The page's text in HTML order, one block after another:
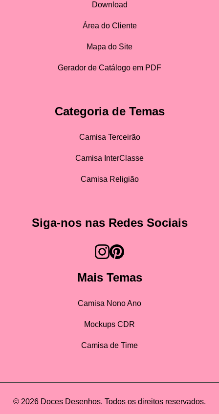
Download
Área do Cliente
Mapa do Site
Gerador de Catálogo em PDF
Categoria de Temas
Camisa Terceirão
Camisa InterClasse
Camisa Religião
Siga-nos nas Redes Sociais
Mais Temas
Camisa Nono Ano
Mockups CDR
Camisa de Time
© 2026 Doces Desenhos. Todos os direitos reservados.